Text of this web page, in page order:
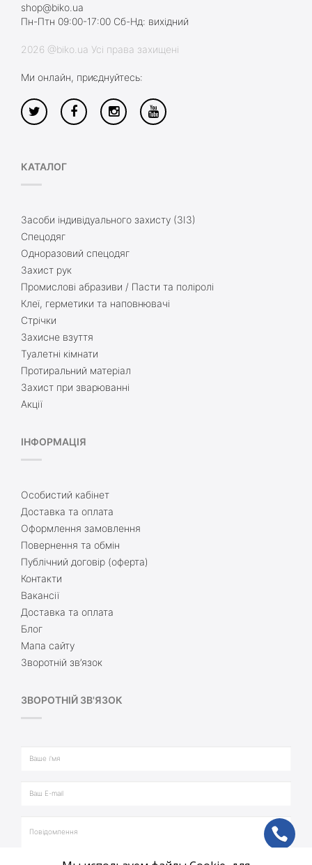
shop@biko.ua
Пн-Птн 09:00-17:00 Сб-Нд: вихідний
2026 @biko.ua Усі права захищені
Ми онлайн, приєднуйтесь:
КАТАЛОГ
Засоби індивідуального захисту (ЗІЗ)
Спецодяг
Одноразовий спецодяг
Захист рук
Промислові абразиви / Пасти та поліролі
Клеї, герметики та наповнювачі
Стрічки
Захисне взуття
Туалетні кімнати
Протиральний матеріал
Захист при зварюванні
Акції
ІНФОРМАЦІЯ
Особистий кабінет
Доставка та оплата
Оформлення замовлення
Повернення та обмін
Публічний договір (оферта)
Контакти
Вакансії
Доставка та оплата
Блог
Мапа сайту
Зворотній зв’язок
ЗВОРОТНІЙ ЗВ'ЯЗОК
ph